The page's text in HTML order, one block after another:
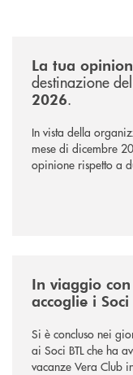
La tua
destinazione del
2026.
In vista della
mese di dicembre
opinione rispetto a
In viaggio
accoglie i Soci
Si è concluso nei
ai Soci BTL che ha
vacanze Vera Club